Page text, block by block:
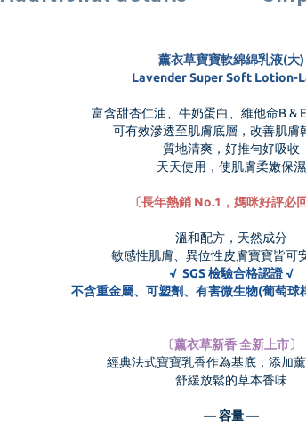
薰衣草寶寶軟綿綿乳液(大)
Lavender Super Soft Lotion-
富含甜杏仁油、牛奶蛋白、維他命B &
可有效滲透至肌膚底層，改善肌膚
質地清爽，好推勻好吸收
天天使用，使肌膚柔嫩保濕
〔長年熱銷 No.1，媽咪好評必回
溫和配方，天然成分
敏感性肌膚、異位性皮膚寶寶皆可
√ SGS 檢驗合格認證 √
不含重金屬、可塑劑、有害微生物(葡萄球
〔薰衣草新香 全新上市〕
經典法式寶寶乳香作為基底，添加
舒緩放鬆的草本香味
— 容量 —